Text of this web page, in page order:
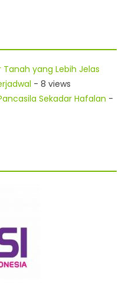
yang Lebih Jelas
- 8 views
Sekadar Hafalan -